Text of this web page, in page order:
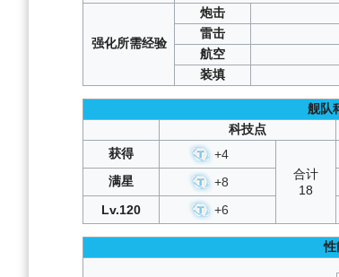
强化所需经验
炮击
雷击
航空
装填
舰队
科技点
获得
+4
合计
18
满星
+8
Lv.120
+6
性